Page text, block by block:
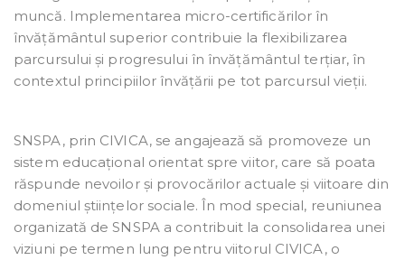
muncă. Implementarea micro-certificărilor în
învățământul superior contribuie la flexibilizarea
parcursului și progresului în învățământul terțiar, în
contextul principiilor învățării pe tot parcursul vieții.
SNSPA, prin CIVICA, se angajează să promoveze un
sistem educațional orientat spre viitor, care să poata
răspunde nevoilor și provocărilor actuale și viitoare din
domeniul științelor sociale. În mod special, reuniunea
organizată de SNSPA a contribuit la consolidarea unei
viziuni pe termen lung pentru viitorul CIVICA, o